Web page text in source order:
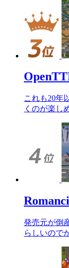
これも20年
くのが楽し
発売元が倒
らしいので